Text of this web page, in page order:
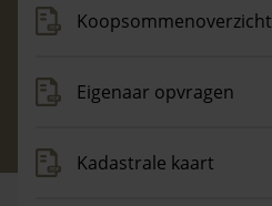
Koopsommenoverzicht
Eigenaar opvragen
Kadastrale kaart